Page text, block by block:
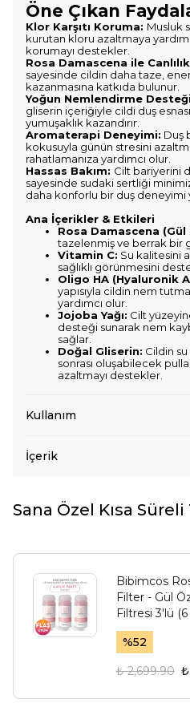
Öne Çıkan
Klor Karşıtı Koruma: Musluk
kurutan kloru azaltmaya
korumayı destekler.
Rosa Damascena ile
sayesinde cildin daha taze,
kazanmasına katkıda bulunur.
Yoğun Nemlendirme
gliserin içeriğiyle cildi duş
yumuşaklık kazandırır.
Aromaterapi Deneyimi: Duş
kokusuyla günün stresini
rahatlamanıza yardımcı olur.
Hassas Bakım: Cilt bariyerini
sayesinde sudaki sertliği
daha konforlu bir duş deneyimi
Ana İçerikler & Etkileri
Rosa Damascena (Gül
tazelenmiş ve berrak bir
Vitamin C: Su kalitesini
sağlıklı görünmesini
Oligo HA (Hyaluronik
yapısıyla cildin nem
yardımcı olur.
Jojoba Yağı: Cilt
desteği sunarak nem
sağlar.
Doğal Gliserin: Cildin
sonrası oluşabilecek
azaltmayı destekler.
Kullanım
İçerik
Sana Özel Kısa
Bibimcos
Filter - Gül
Filtresi 3'lü
%52
₺ 2,699.90